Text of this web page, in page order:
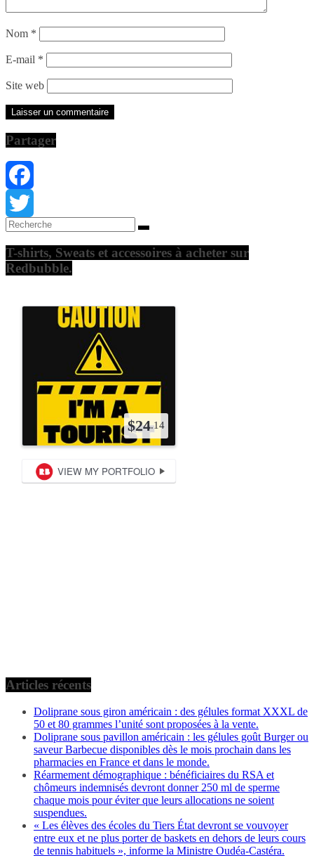
Nom *
E-mail *
Site web
Partager
Facebook
Twitter
T-shirts, Sweats et accessoires à acheter sur
Redbubble.
Articles récents
Doliprane sous giron américain : des gélules format XXXL de
50 et 80 grammes l’unité sont proposées à la vente.
Doliprane sous pavillon américain : les gélules goût Burger ou
saveur Barbecue disponibles dès le mois prochain dans les
pharmacies en France et dans le monde.
Réarmement démographique : bénéficiaires du RSA et
chômeurs indemnisés devront donner 250 ml de sperme
chaque mois pour éviter que leurs allocations ne soient
suspendues.
« Les élèves des écoles du Tiers État devront se vouvoyer
entre eux et ne plus porter de baskets en dehors de leurs cours
de tennis habituels », informe la Ministre Oudéa-Castéra.